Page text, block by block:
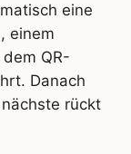
eine
einem
QR-
Danach
rückt